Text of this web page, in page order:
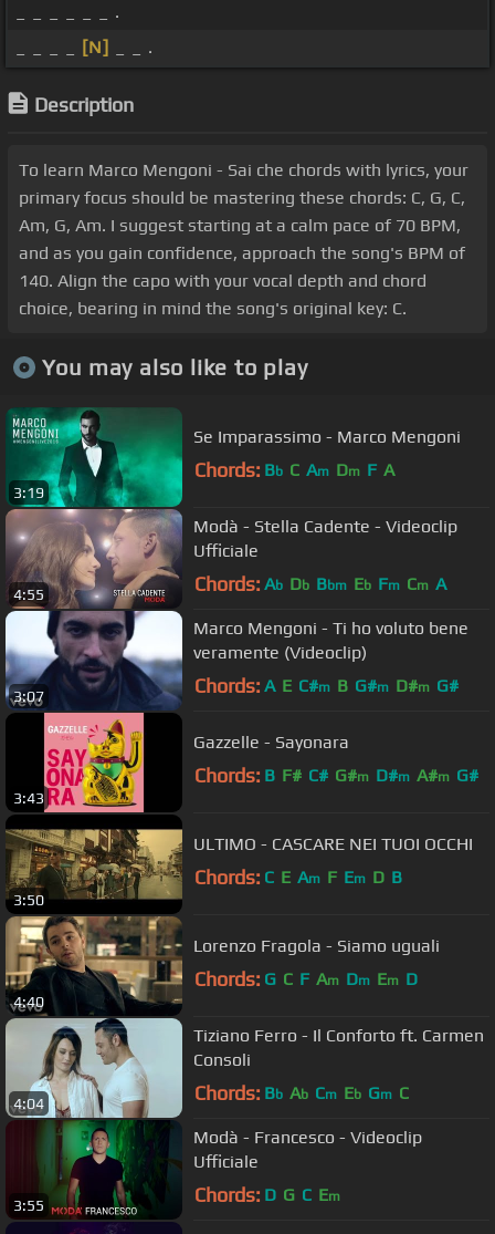
_ _ _ _ _ _ .
[N] _ _ .
Description
To learn Marco Mengoni - Sai che chords with lyrics, your
primary focus should be mastering these chords: C, G, C,
Am, G, Am. I suggest starting at a calm pace of 70 BPM,
and as you gain confidence, approach the song's BPM of
140. Align the capo with your vocal depth and chord
choice, bearing in mind the song's original key: C.
You may also like to play
3:19
Se Imparassimo - Marco Mengoni
Chords: Bb C Am Dm F A
4:55
Modà - Stella Cadente - Videoclip
Ufficiale
Chords: Ab Db Bbm Eb Fm Cm A
3:07
Marco Mengoni - Ti ho voluto bene
veramente (Videoclip)
Chords: A E C#m B G#m D#m G#
3:43
Gazzelle - Sayonara
Chords: B F# C# G#m D#m A#m G#
3:50
ULTIMO - CASCARE NEI TUOI OCCHI
Chords: C E Am F Em D B
4:40
Lorenzo Fragola - Siamo uguali
Chords: G C F Am Dm Em D
4:04
Tiziano Ferro - Il Conforto ft. Carmen
Consoli
Chords: Bb Ab Cm Eb Gm C
3:55
Modà - Francesco - Videoclip
Ufficiale
Chords: D G C Em